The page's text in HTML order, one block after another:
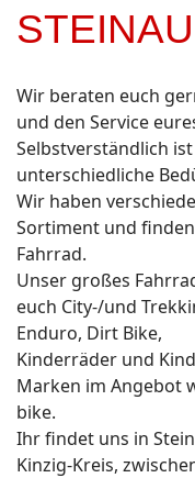
STEINAU
Wir beraten euch
und den Service
Selbstverständlich
unterschiedliche
Wir haben
Sortiment und
Fahrrad.
Unser großes
euch City-/und
Enduro, Dirt Bike,
Kinderräder und
Marken im Angebot
bike.
Ihr findet uns in
Kinzig-Kreis,